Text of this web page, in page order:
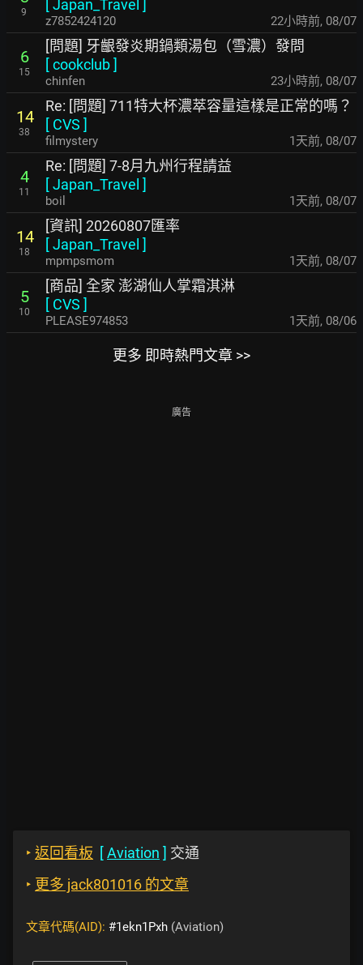
9
[Japan_Travel ]
z7852424120 22小時前, 08/07
6
15
[問題] 牙齦發炎期鍋類湯包（雪濃）發問
[cookclub]
chinfen 23小時前, 08/07
14
38
Re: [問題] 711特大杯濃萃容量這樣是正常的嗎？
[ CVS ]
filmystery 1天前, 08/07
4
11
Re: [問題] 7-8月九州行程請益
[Japan_Travel ]
boil 1天前, 08/07
14
18
[資訊] 20260807匯率
[Japan_Travel ]
mpmpsmom 1天前, 08/07
5
10
[商品] 全家 澎湖仙人掌霜淇淋
[ CVS ]
PLEASE974853 1天前, 08/06
更多 即時熱門文章 >>
廣告
‣ 返回看板 [Aviation ] 交通
‣ 更多 jack801016 的文章
文章代碼(AID): #1ekn1Pxh (Aviation)